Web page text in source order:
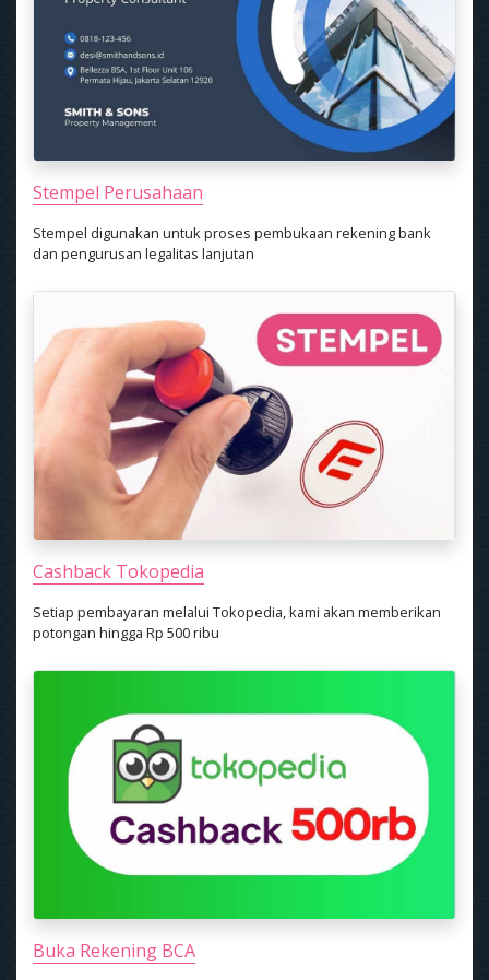
Stempel Perusahaan
Stempel digunakan untuk proses pembukaan rekening bank
dan pengurusan legalitas lanjutan
Cashback Tokopedia
Setiap pembayaran melalui Tokopedia, kami akan memberikan
potongan hingga Rp 500 ribu
Buka Rekening BCA